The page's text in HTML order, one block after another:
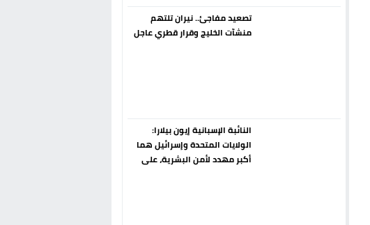
تصعيد مفاجئ.. نيران تلتهم
منشآت الخليج وقرار قطري عاجل
النائبة الإسبانية إيون بيلارا:
الولايات المتحدة وإسرائيل هما
أكبر مهدد لأمن البشرية، على